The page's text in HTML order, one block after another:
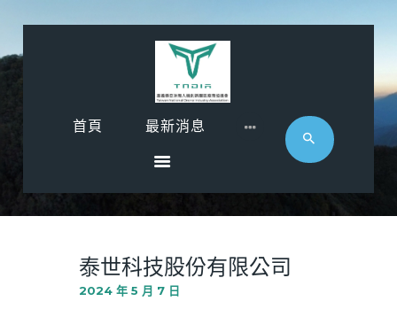
首頁 最新消息
首頁
影音專區
近期活動
協會廠商
泰世科技股份有限公司
2024 年 5 月 7 日